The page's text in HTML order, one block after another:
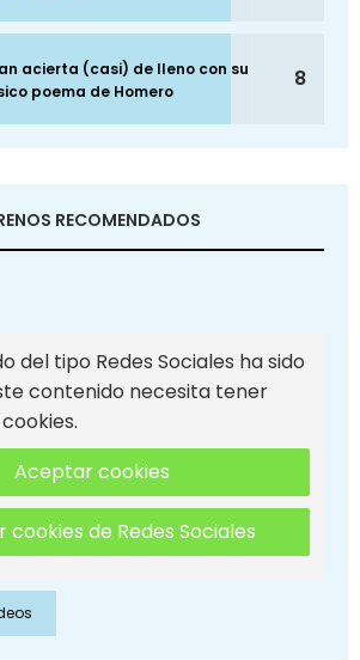
acierta (casi) de lleno con su
poema de Homero
8
RECOMENDADOS
del tipo Redes Sociales ha sido
contenido necesita tener
Aceptar cookies
de Redes Sociales